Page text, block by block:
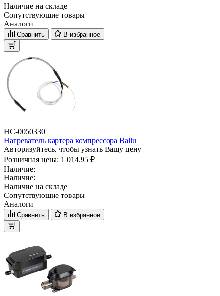
Наличие на складе
Сопутствующие товары
Аналоги
Сравнить В избранное
НС-0050330
Нагреватель картера компрессора Ballu
Авторизуйтесь, чтобы узнать Вашу цену
Розничная цена: 1 014.95 ₽
Наличие:
Наличие:
Наличие на складе
Сопутствующие товары
Аналоги
Сравнить В избранное